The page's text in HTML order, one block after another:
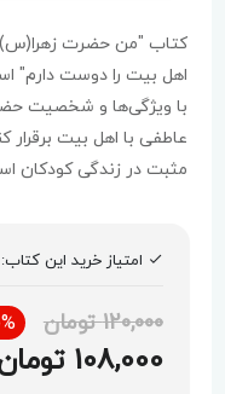
کتاب "من حضرت
اهل بیت را دوست دارم"
با ویژگی‌ها و شخصیت
عاطفی با اهل بیت
مثبت در زندگی کودکان
امتیاز خرید این کتاب:
120,000 تومان
108,000 تومان